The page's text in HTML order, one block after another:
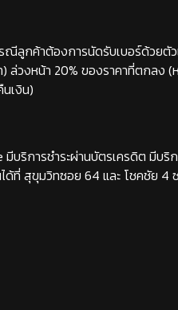
ณีลูกค้าต้องการนัดรับเบอร์ด้วยตั
ล่วงหน้า 20% ของราคาที่ตกล
เงิน)
มีบริการชำระผ่านบัตรเครดิต มีบ
ด้ที่ สุขุมวิทซอย 64 และ โชคชัย 4